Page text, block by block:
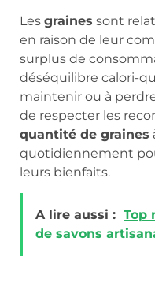
Les graines sont
en raison de leur
surplus de
déséquilibre calori-
maintenir ou à
de respecter les
quantité de graines
quotidiennement
leurs bienfaits.
A lire aussi : Top
de savons